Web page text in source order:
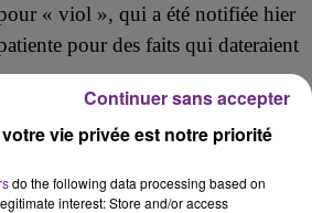
« viol », qui a été notifiée hier
pour des faits qui dateraient
des accusations à son
vie privée est notre priorité
do the following data processing based on
interest: Store and/or access
Continuer sans accepter